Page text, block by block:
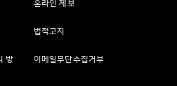
온라인 제보
법적고지
방
이메일무단수집거부